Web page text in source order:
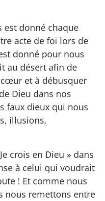
est donné chaque
acte de foi lors de
donné pour nous
au désert afin de
et à débusquer
Dieu dans nos
faux dieux qui nous
illusions,
crois en Dieu » dans
à celui qui voudrait
! Et comme nous
nous remettons entre